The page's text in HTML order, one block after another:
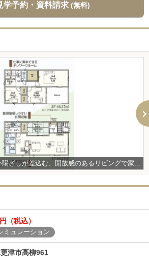
学予約・資料請求 (無料)
間取り 暖かく・明るい陽ざしが差込む、開放感のあるリビングで家族団らんステキな時間を♪ 図面と現況が異なる場合は現況優先とさせていただきます。
（税込）
ミュレーション
津市高柳961